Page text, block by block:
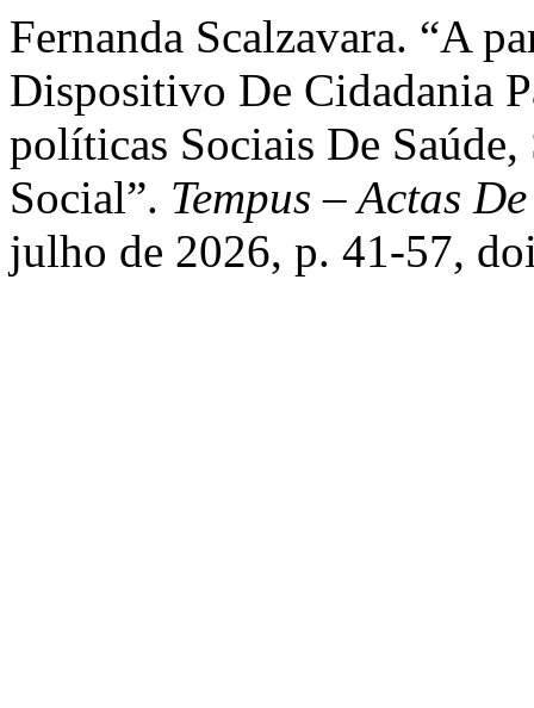
Fernanda Scalzavara. “A
Dispositivo De Cidadania
políticas Sociais De
Social”. Tempus – Actas
julho de 2026, p. 41-57,